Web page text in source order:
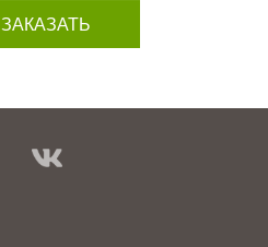
ЗАКАЗАТЬ